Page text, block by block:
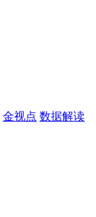
金视点 数据解读